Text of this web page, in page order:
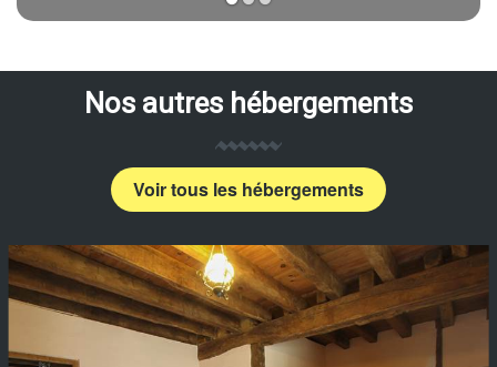
Nos autres hébergements
Voir tous les hébergements